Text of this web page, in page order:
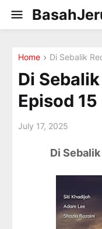
Home Di Sebalik
Di
Episod 15
July 17, 2025
Di